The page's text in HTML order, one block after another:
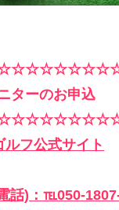
ターのお申込
フ公式サイト
話)：℡050-